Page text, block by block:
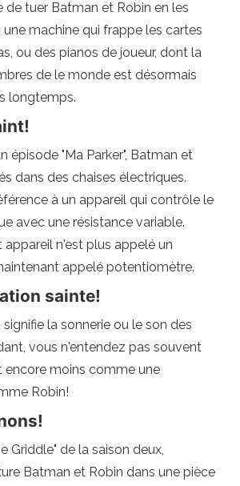
de tuer Batman et Robin en les
machine qui frappe les cartes
ou des pianos de joueur, dont la
de le monde est désormais
longtemps.
épisode "Ma Parker", Batman et
dans des chaises électriques.
à un appareil qui contrôle le
avec une résistance variable.
appareil n'est plus appelé un
appelé potentiomètre.
sainte!
la sonnerie ou le son des
vous n'entendez pas souvent
encore moins comme une
Robin!
Griddle" de la saison deux,
Batman et Robin dans une pièce